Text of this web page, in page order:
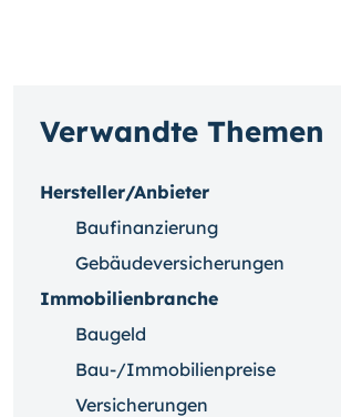
Verwandte Themen
Hersteller/Anbieter
Baufinanzierung
Gebäudeversicherungen
Immobilienbranche
Baugeld
Bau-/Immobilienpreise
Versicherungen